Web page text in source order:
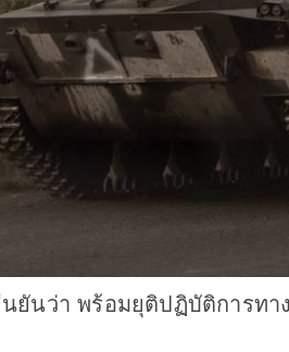
นยันว่า พร้อมยุติปฏิบัติการท